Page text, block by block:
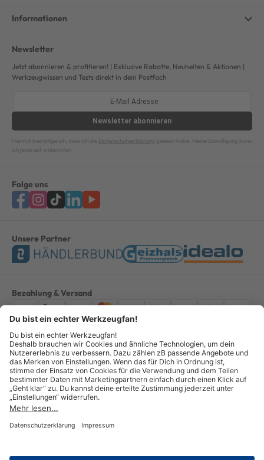
Informationen
Newsletter
Jetzt abonnieren & profitieren! | Exklusive Rabatte, Neuheiten & Aktionen |
Werkzeugwissen und Tests direkt in dein Postfach
Newsletter abonnieren
Hiermit bestätige ich, dass ich die Datenschutzerklärung gelesen habe. Meine Einwilligung kann
ich jederzeit widerrufen.
Folge uns
Unsere Partner
Bezahlung & Versand
ImpressumAGBDatenschutzWiderruf Vertrag widerrufen
Alle Preise verstehen sich inkl. ges. MwSt. *Kostenloser Versand innerhalb
Deutschlands, bei Bestellungen ab 100,00 Euro.
© Copyright 2026 GOTOOLS GmbH - Alle Rechte vorbehalten. powered by
createyourtemplate